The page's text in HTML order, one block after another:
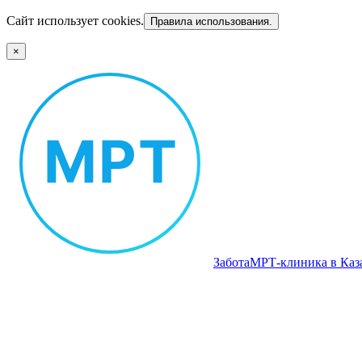
Сайт использует cookies. Правила использования.
×
ЗаботаМРТ‑клиника в